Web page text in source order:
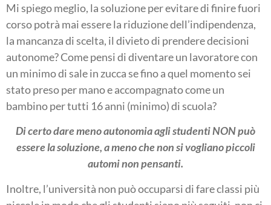
Mi spiego meglio, la soluzione per evitare di finire fuori
corso potrà mai essere la riduzione dell’indipendenza,
la mancanza di scelta, il divieto di prendere decisioni
autonome? Come pensi di diventare un lavoratore con
un minimo di sale in zucca se fino a quel momento sei
stato preso per mano e accompagnato come un
bambino per tutti 16 anni (minimo) di scuola?
Di certo dare meno autonomia agli studenti NON può
essere la soluzione, a meno che non si vogliano piccoli
automi non pensanti.
Inoltre, l’università non può occuparsi di fare classi più